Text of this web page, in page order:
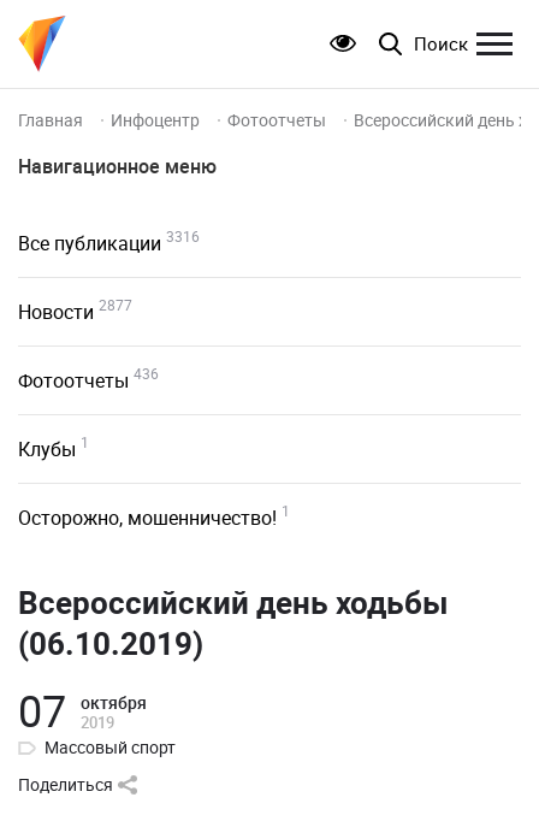
Поиск
Главная Инфоцентр Фотоотчеты Всероссийский день
Навигационное меню
Все публикации 3316
Новости 2877
Фотоотчеты 436
Клубы 1
Осторожно, мошенничество! 1
Всероссийский день ходьбы
(06.10.2019)
07 октября
2019
Массовый спорт
Поделиться